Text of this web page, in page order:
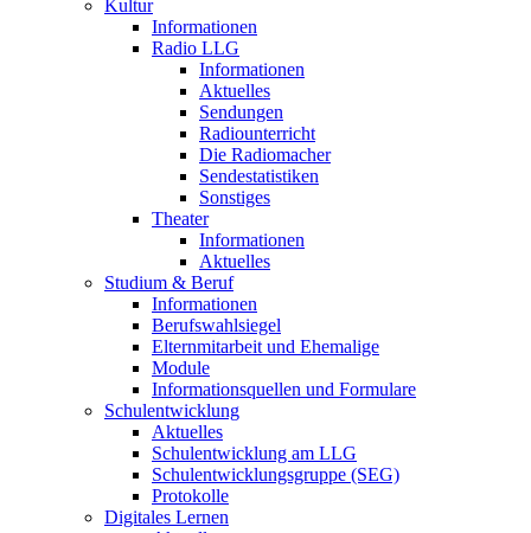
Kultur
Informationen
Radio LLG
Informationen
Aktuelles
Sendungen
Radiounterricht
Die Radiomacher
Sendestatistiken
Sonstiges
Theater
Informationen
Aktuelles
Studium & Beruf
Informationen
Berufswahlsiegel
Elternmitarbeit und Ehemalige
Module
Informationsquellen und Formulare
Schulentwicklung
Aktuelles
Schulentwicklung am LLG
Schulentwicklungsgruppe (SEG)
Protokolle
Digitales Lernen